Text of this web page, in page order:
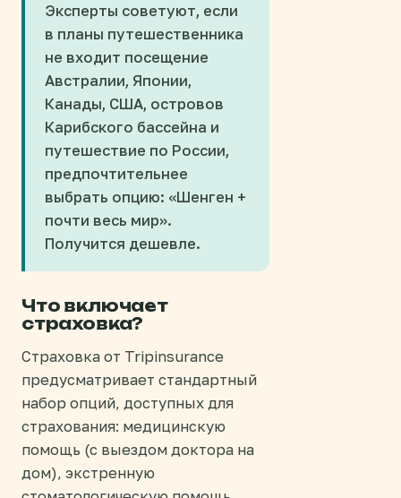
Эксперты советуют, если
в планы путешественника
не входит посещение
Австралии, Японии,
Канады, США, островов
Карибского бассейна и
путешествие по России,
предпочтительнее
выбрать опцию: «Шенген +
почти весь мир».
Получится дешевле.
Что включает
страховка?
Страховка от Tripinsurance
предусматривает стандартный
набор опций, доступных для
страхования: медицинскую
помощь (с выездом доктора на
дом), экстренную